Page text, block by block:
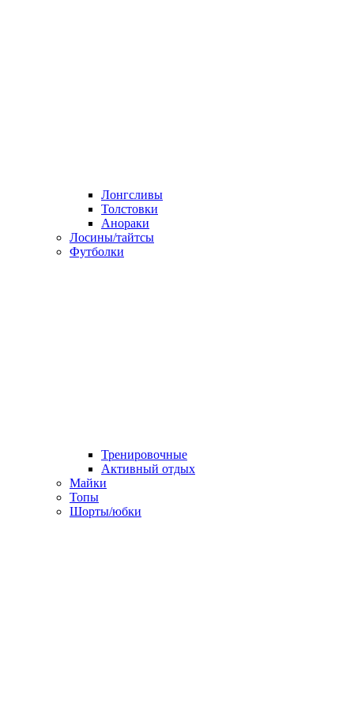
Лонгсливы
Толстовки
Анораки
Лосины/тайтсы
Футболки
Тренировочные
Активный отдых
Майки
Топы
Шорты/юбки